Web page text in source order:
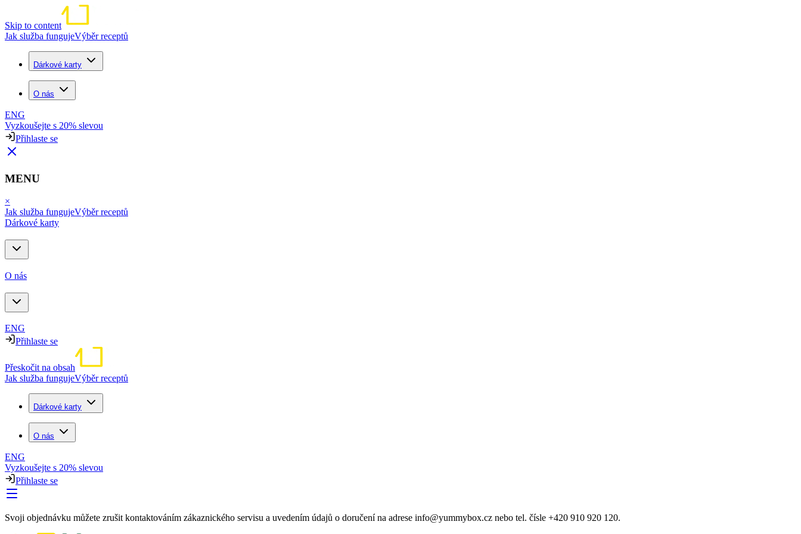
Skip to content
Jak služba fungujeVýběr receptů
Dárkové karty
O nás
ENG
Vyzkoušejte s 20% slevou
Přihlaste se
MENU
×
Jak služba fungujeVýběr receptů
Dárkové karty
O nás
ENG
Přihlaste se
Přeskočit na obsah
Jak služba fungujeVýběr receptů
Dárkové karty
O nás
ENG
Vyzkoušejte s 20% slevou
Přihlaste se
Svoji objednávku můžete zrušit kontaktováním zákaznického servisu a uvedením údajů o doručení na adrese info@yummybox.cz nebo tel. čísle +420 910 920 120.